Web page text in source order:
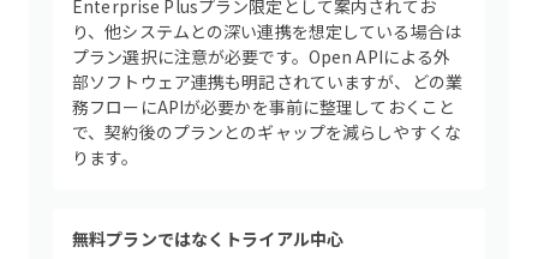
Enterprise Plusプラン限定として案内されてお
り、他システムとの深い連携を想定している場合は
プラン選択に注意が必要です。Open APIによる外
部ソフトウェア連携も明記されていますが、どの業
務フローにAPIが必要かを事前に整理しておくこと
で、契約後のプランとのギャップを減らしやすくな
ります。
無料プランではなくトライアル中心